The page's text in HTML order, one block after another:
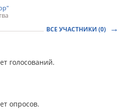
ВСЕ УЧАСТНИКИ (0)
голосований.
опросов.